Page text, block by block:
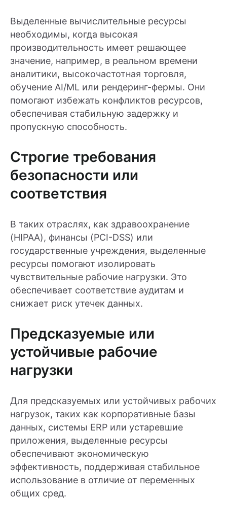
Выделенные вычислительные ресурсы
необходимы, когда высокая
производительность имеет решающее
значение, например, в реальном времени
аналитики, высокочастотная торговля,
обучение AI/ML или рендеринг-фермы. Они
помогают избежать конфликтов ресурсов,
обеспечивая стабильную задержку и
пропускную способность.
Строгие требования
безопасности или
соответствия
В таких отраслях, как здравоохранение
(HIPAA), финансы (PCI-DSS) или
государственные учреждения, выделенные
ресурсы помогают изолировать
чувствительные рабочие нагрузки. Это
обеспечивает соответствие аудитам и
снижает риск утечек данных.
Предсказуемые или
устойчивые рабочие
нагрузки
Для предсказуемых или устойчивых рабочих
нагрузок, таких как корпоративные базы
данных, системы ERP или устаревшие
приложения, выделенные ресурсы
обеспечивают экономическую
эффективность, поддерживая стабильное
использование в отличие от переменных
общих сред.